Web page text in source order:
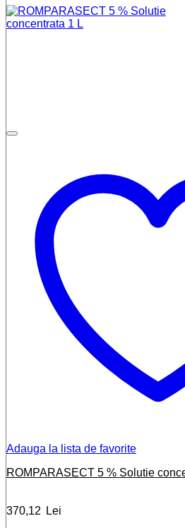
Adauga la lista de favorite
ROMPARASECT 5 % Solutie
370,12 Lei